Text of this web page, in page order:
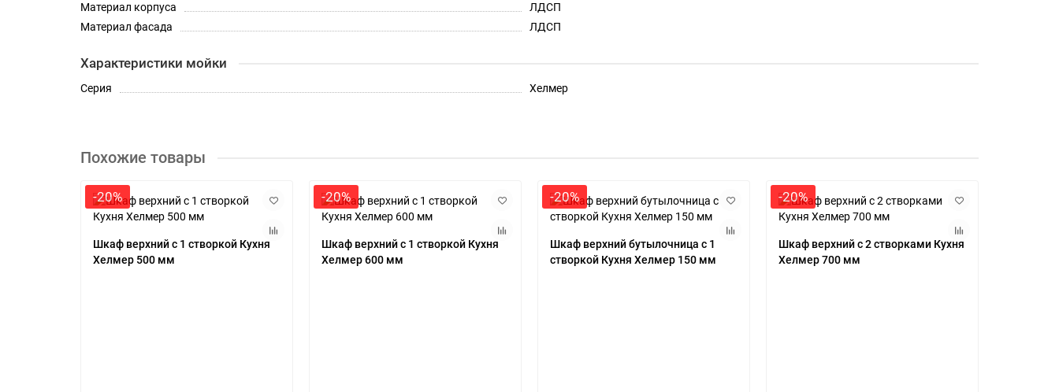
Материал корпуса
ЛДСП
Материал фасада
ЛДСП
Характеристики мойки
Серия Хелмер
Похожие товары
-20%
Шкаф верхний с 1 створкой Кухня
Хелмер 500 мм
-20%
Шкаф верхний с 1 створкой Кухня
Хелмер 600 мм
-20%
Шкаф верхний бутылочница с 1
створкой Кухня Хелмер 150 мм
-20%
Шкаф верхний с 2 створками Кухня
Хелмер 700 мм